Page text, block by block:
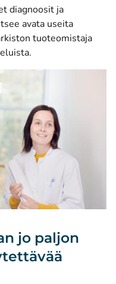
diagnoosit ja
avata useita
tuoteomistaja
jo paljon